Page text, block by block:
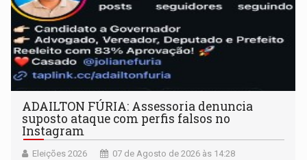
ADAILTON FÚRIA: Assessoria denuncia
suposto ataque com perfis falsos no
Instagram
Eleições 2026 07 de Agosto de 2026 às 14:28